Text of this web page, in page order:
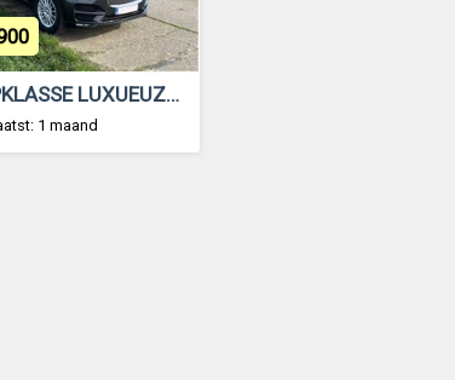
TOPKLASSE LUXUEUZE GEZINSWAGEN: Jaguar F-Pace
1 maand